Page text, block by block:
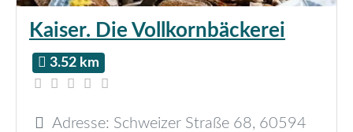
Kaiser. Die Vollkornbäckerei
3.52 km
Adresse: Schweizer Straße 68, 60594